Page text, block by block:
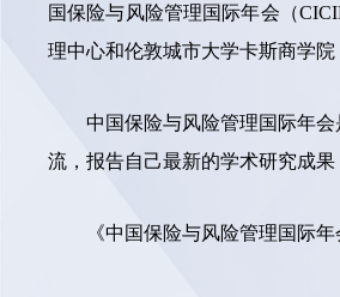
国保险与风险管理国际年会（
理中心和伦敦城市大学卡斯商学院
中国保险与风险管理国际年
流，报告自己最新的学术研究成
《中国保险与风险管理国际